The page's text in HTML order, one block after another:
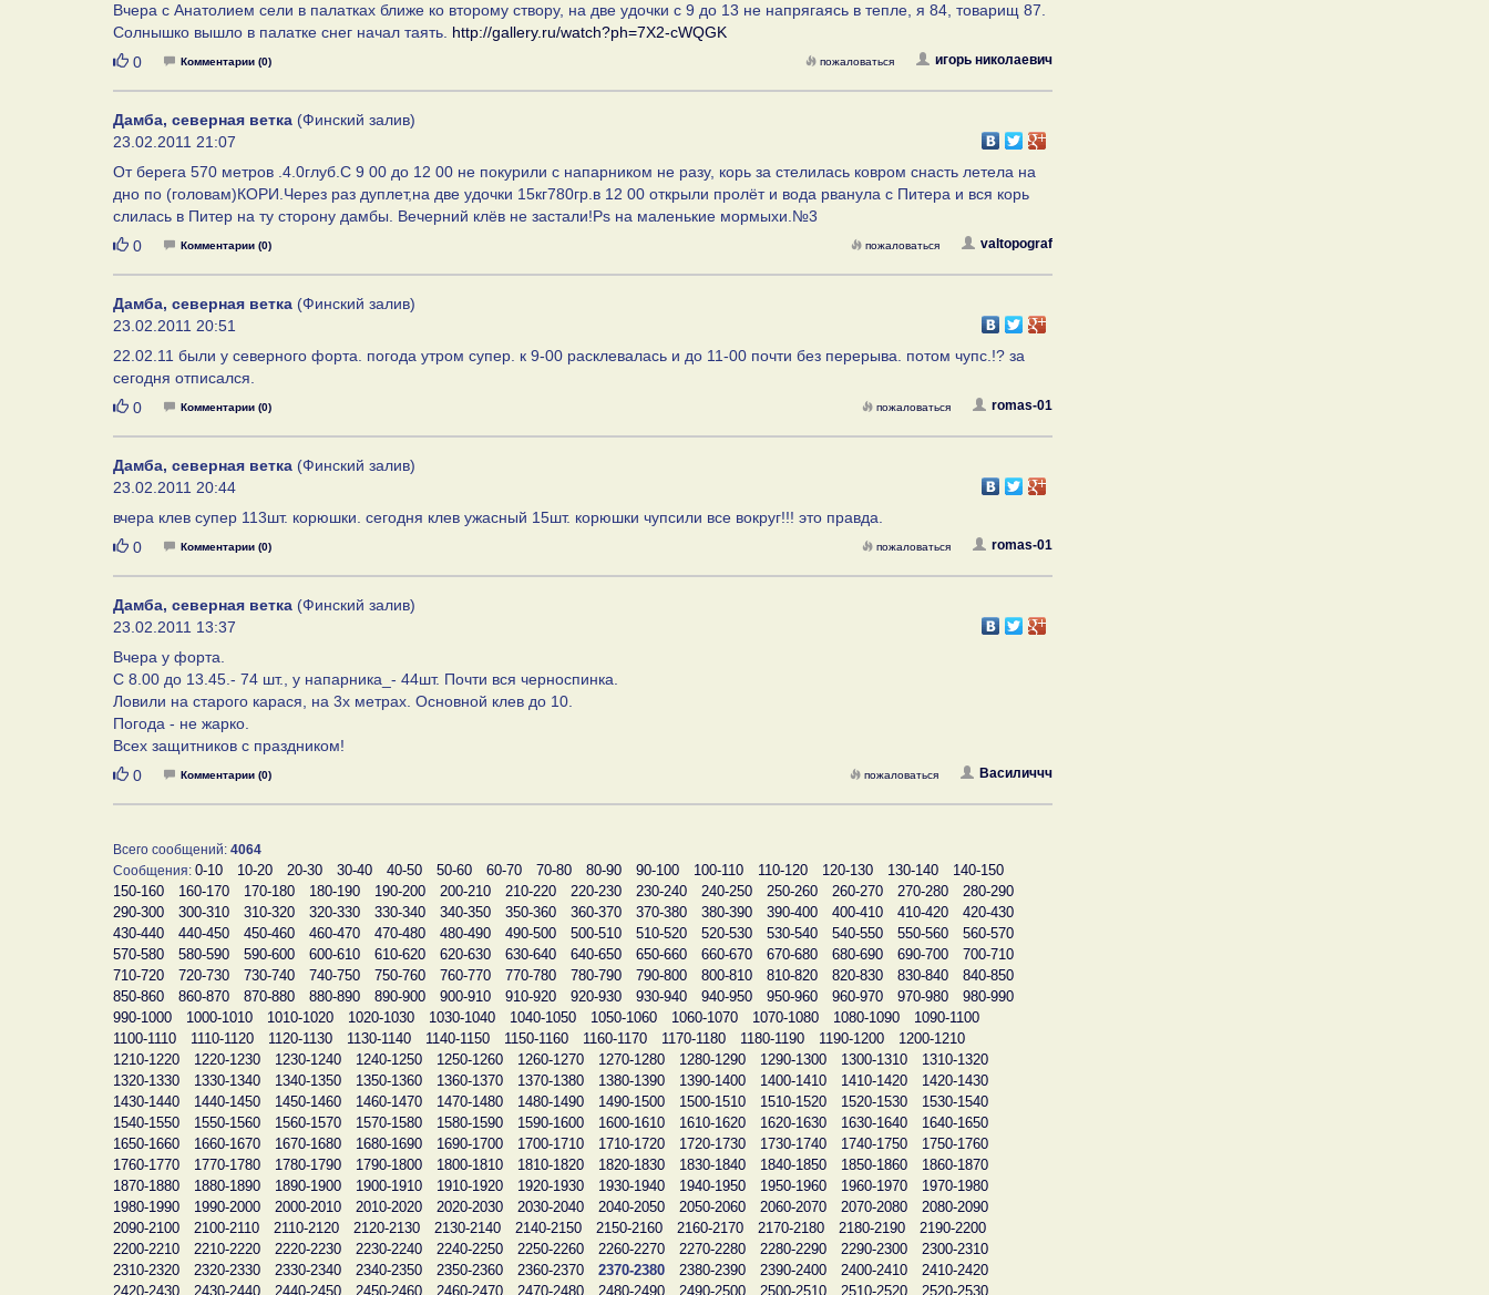
Вчера с Анатолием сели в палатках ближе ко второму створу, на две удочки с 9 до 13 не напрягаясь в тепле, я 84, товарищ 87.
Солнышко вышло в палатке снег начал таять. http://gallery.ru/watch?ph=7X2-cWQGK
Нравится
0 Комментарии (0) игорь николаевич
пожаловаться
Дамба, северная ветка (Финский залив)
23.02.2011 21:07
От берега 570 метров .4.0глуб.С 9 00 до 12 00 не покурили с напарником не разу, корь за стелилась ковром снасть летела на
дно по (головам)КОРИ.Через раз дуплет,на две удочки 15кг780гр.в 12 00 открыли пролёт и вода рванула с Питера и вся корь
слилась в Питер на ту сторону дамбы. Вечерний клёв не застали!Ps на маленькие мормыхи.№3
Нравится
0 Комментарии (0) valtopograf
пожаловаться
Дамба, северная ветка (Финский залив)
23.02.2011 20:51
22.02.11 были у северного форта. погода утром супер. к 9-00 расклевалась и до 11-00 почти без перерыва. потом чупс.!? за
сегодня отписался.
Нравится
0 Комментарии (0) romas-01
пожаловаться
Дамба, северная ветка (Финский залив)
23.02.2011 20:44
вчера клев супер 113шт. корюшки. сегодня клев ужасный 15шт. корюшки чупсили все вокруг!!! это правда.
Нравится
0 Комментарии (0) romas-01
пожаловаться
Дамба, северная ветка (Финский залив)
23.02.2011 13:37
Вчера у форта.
С 8.00 до 13.45.- 74 шт., у напарника_- 44шт. Почти вся черноспинка.
Ловили на старого карася, на 3х метрах. Основной клев до 10.
Погода - не жарко.
Всех защитников с праздником!
Нравится
0 Комментарии (0) Василиччч
пожаловаться
Всего сообщений: 4064
Сообщения: 0-10 10-20 20-30 30-40 40-50 50-60 60-70 70-80 80-90 90-100 100-110 110-120 120-130 130-140
140-150
150-160
160-170 170-180 180-190 190-200 200-210 210-220 220-230 230-240 240-250 250-260 260-270 270-280
280-290
290-300
300-310 310-320 320-330 330-340 340-350 350-360 360-370 370-380 380-390 390-400 400-410 410-420
420-430
430-440
440-450 450-460 460-470 470-480 480-490 490-500 500-510 510-520 520-530 530-540 540-550 550-560
560-570
570-580
580-590 590-600 600-610 610-620 620-630 630-640 640-650 650-660 660-670 670-680 680-690 690-700
700-710
710-720
720-730 730-740 740-750 750-760 760-770 770-780 780-790 790-800 800-810 810-820 820-830 830-840
840-850
850-860
860-870 870-880 880-890 890-900 900-910 910-920 920-930 930-940 940-950 950-960 960-970 970-980
980-990
990-1000
1000-1010 1010-1020 1020-1030 1030-1040 1040-1050 1050-1060 1060-1070 1070-1080 1080-1090
1090-1100
1100-1110
1110-1120 1120-1130 1130-1140 1140-1150 1150-1160 1160-1170 1170-1180 1180-1190 1190-1200
1200-1210
1210-1220
1220-1230 1230-1240 1240-1250 1250-1260 1260-1270 1270-1280 1280-1290 1290-1300 1300-1310
1310-1320
1320-1330
1330-1340 1340-1350 1350-1360 1360-1370 1370-1380 1380-1390 1390-1400 1400-1410 1410-1420
1420-1430
1430-1440
1440-1450 1450-1460 1460-1470 1470-1480 1480-1490 1490-1500 1500-1510 1510-1520 1520-1530
1530-1540
1540-1550
1550-1560 1560-1570 1570-1580 1580-1590 1590-1600 1600-1610 1610-1620 1620-1630 1630-1640
1640-1650
1650-1660
1660-1670 1670-1680 1680-1690 1690-1700 1700-1710 1710-1720 1720-1730 1730-1740 1740-1750
1750-1760
1760-1770
1770-1780 1780-1790 1790-1800 1800-1810 1810-1820 1820-1830 1830-1840 1840-1850 1850-1860
1860-1870
1870-1880
1880-1890 1890-1900 1900-1910 1910-1920 1920-1930 1930-1940 1940-1950 1950-1960 1960-1970
1970-1980
1980-1990
1990-2000 2000-2010 2010-2020 2020-2030 2030-2040 2040-2050 2050-2060 2060-2070 2070-2080
2080-2090
2090-2100
2100-2110 2110-2120 2120-2130 2130-2140 2140-2150 2150-2160 2160-2170 2170-2180 2180-2190
2190-2200
2200-2210
2210-2220 2220-2230 2230-2240 2240-2250 2250-2260 2260-2270 2270-2280 2280-2290 2290-2300
2300-2310
2310-2320
2320-2330 2330-2340 2340-2350 2350-2360 2360-2370 2370-2380 2380-2390 2390-2400 2400-2410
2410-2420
2420-2430
2430-2440 2440-2450 2450-2460 2460-2470 2470-2480 2480-2490 2490-2500 2500-2510 2510-2520 2520-2530